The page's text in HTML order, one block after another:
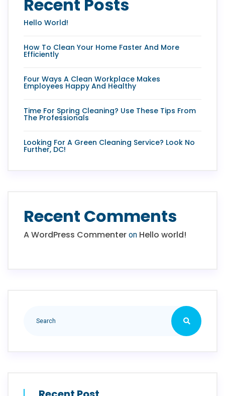
Recent Posts
Hello World!
How To Clean Your Home Faster And More
Efficiently
Four Ways A Clean Workplace Makes
Employees Happy And Healthy
Time For Spring Cleaning? Use These Tips From
The Professionals
Looking For A Green Cleaning Service? Look No
Further, DC!
Recent Comments
A WordPress Commenter on Hello world!